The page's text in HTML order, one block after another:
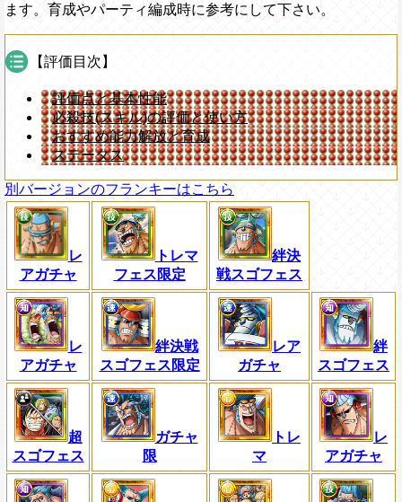
ます。育成やパーティ編成時に参考にして下さい。
【評価目次】
評価点と基本性能
必殺技(スキル)の評価と使い方
おすすめ能力解放と育成
ステータス
別バージョンのフランキーはこちら
レ
アガチャ
トレマ
フェス限定
絆決
戦スゴフェス
レ
アガチャ
絆決戦
スゴフェス限定
レア
ガチャ
絆
スゴフェス
超
スゴフェス
ガチャ
限
トレ
マ
レ
アガチャ